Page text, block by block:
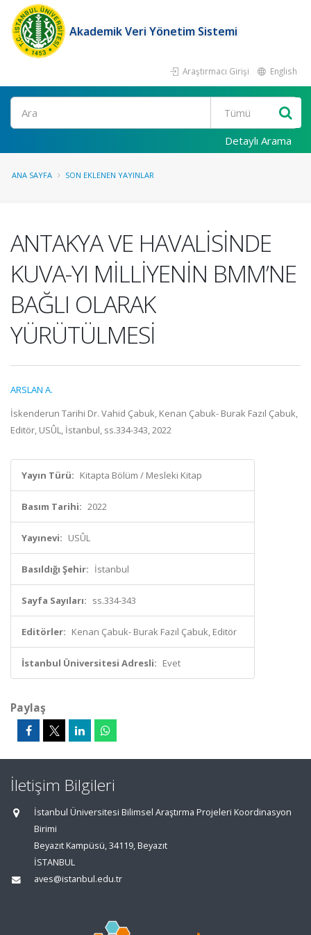
Akademik Veri Yönetim Sistemi
Araştırmacı Girişi English
Ara
Detaylı Arama
ANA SAYFA SON EKLENEN YAYINLAR
ANTAKYA VE HAVALİSİNDE
KUVA-YI MİLLİYENİN BMM’NE
BAĞLI OLARAK
YÜRÜTÜLMESİ
ARSLAN A.
İskenderun Tarihi Dr. Vahid Çabuk, Kenan Çabuk- Burak Fazıl Çabuk,
Editör, USÛL, İstanbul, ss.334-343, 2022
Yayın Türü: Kitapta Bölüm / Mesleki Kitap
Basım Tarihi: 2022
Yayınevi: USÛL
Basıldığı Şehir: İstanbul
Sayfa Sayıları: ss.334-343
Editörler: Kenan Çabuk- Burak Fazıl Çabuk, Editör
İstanbul Üniversitesi Adresli: Evet
Paylaş
İletişim Bilgileri
İstanbul Üniversitesi Bilimsel Araştırma Projeleri Koordinasyon
Birimi
Beyazıt Kampüsü, 34119, Beyazıt
İSTANBUL
aves@istanbul.edu.tr